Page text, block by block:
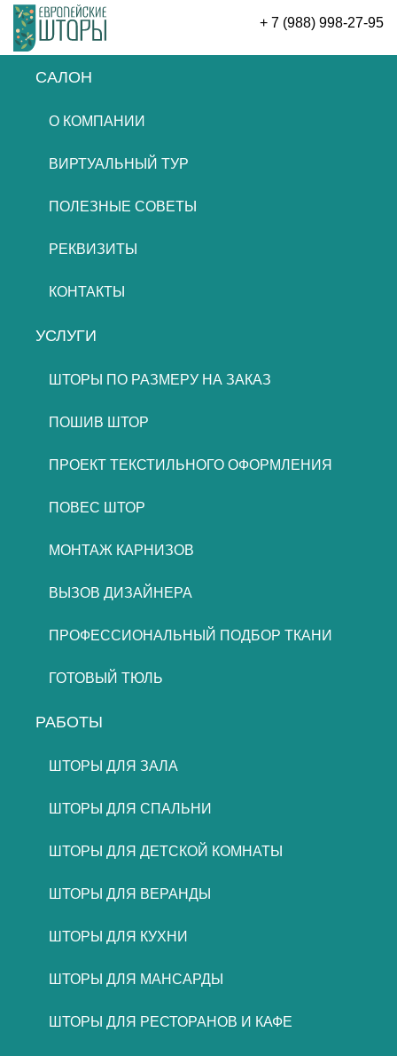
+ 7 (988) 998-27-95
САЛОН
О КОМПАНИИ
ВИРТУАЛЬНЫЙ ТУР
ПОЛЕЗНЫЕ СОВЕТЫ
РЕКВИЗИТЫ
КОНТАКТЫ
УСЛУГИ
ШТОРЫ ПО РАЗМЕРУ НА ЗАКАЗ
ПОШИВ ШТОР
ПРОЕКТ ТЕКСТИЛЬНОГО ОФОРМЛЕНИЯ
ПОВЕС ШТОР
МОНТАЖ КАРНИЗОВ
ВЫЗОВ ДИЗАЙНЕРА
ПРОФЕССИОНАЛЬНЫЙ ПОДБОР ТКАНИ
ГОТОВЫЙ ТЮЛЬ
РАБОТЫ
ШТОРЫ ДЛЯ ЗАЛА
ШТОРЫ ДЛЯ СПАЛЬНИ
ШТОРЫ ДЛЯ ДЕТСКОЙ КОМНАТЫ
ШТОРЫ ДЛЯ ВЕРАНДЫ
ШТОРЫ ДЛЯ КУХНИ
ШТОРЫ ДЛЯ МАНСАРДЫ
ШТОРЫ ДЛЯ РЕСТОРАНОВ И КАФЕ